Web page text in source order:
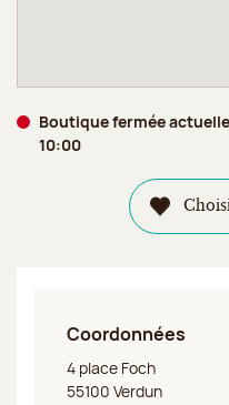
Boutique fermée
10:00
Coordonnées
Jeff de Bruges Verdun
4 place Foch
55100 Verdun